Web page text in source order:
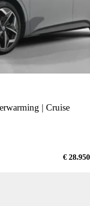
| Cruise
€ 28.950